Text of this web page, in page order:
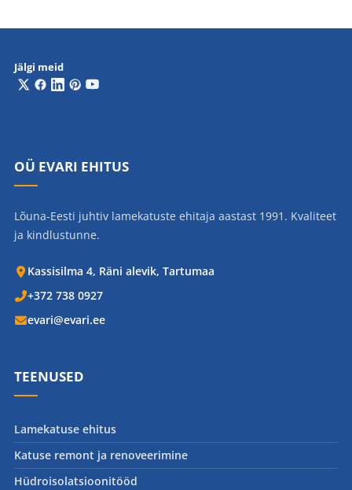
Jälgi meid
OÜ EVARI EHITUS
Lõuna-Eesti juhtiv lamekatuste ehitaja aastast 1991. Kvaliteet
ja kindlustunne.
Kassisilma 4, Räni alevik, Tartumaa
+372 738 0927
evari@evari.ee
TEENUSED
Lamekatuse ehitus
Katuse remont ja renoveerimine
Hüdroisolatsioonitööd